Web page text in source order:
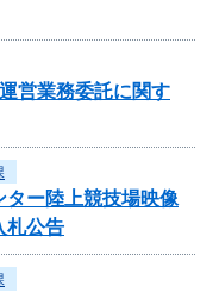
営業務委託に関す
ター陸上競技場映像
札公告